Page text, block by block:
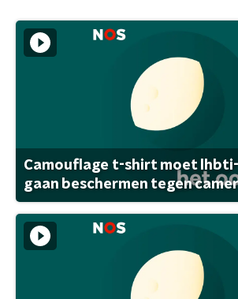
Camouflage t-shirt moet
gaan beschermen tegen